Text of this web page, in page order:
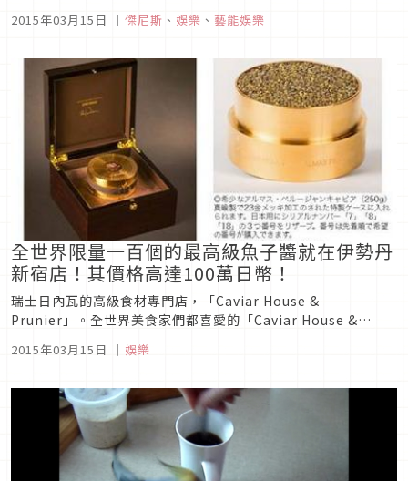
的第一次得到週次單曲冠軍的是「freebird」（2002年5月發
2015年03月15日 ｜ 傑尼斯 、 娛樂 、 藝能娛樂
全世界限量一百個的最高級魚子醬就在伊勢丹
新宿店！其價格高達100萬日幣！
瑞士日內瓦的高級食材專門店，「Caviar House &
Prunier」。全世界美食家們都喜愛的「Caviar House &
House & Prunier Seafood Bar」在伊勢丹新宿店本...
2015年03月15日 ｜ 娛樂